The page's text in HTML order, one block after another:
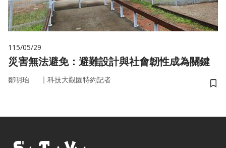
115/05/29
災害無法避免：避難設計與社會韌性成為關鍵
鄒明珆 ｜ 科技大觀園特約記者
儲